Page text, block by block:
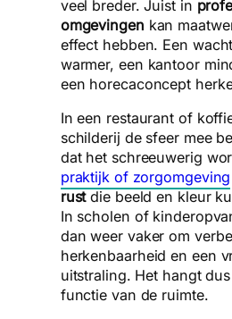
veel breder. Juist in
omgevingen kan
effect hebben. Een
warmer, een kantoor
een horecaconcept
In een restaurant of
schilderij de sfeer mee
dat het schreeuwerig
praktijk of zorgomgeving
rustdie beeld en kleur
In scholen of
dan weer vaker om
herkenbaarheid en een
uitstraling. Het hangt
functie van de ruimte.